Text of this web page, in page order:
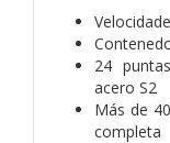
24
acero S2
Más de
completa